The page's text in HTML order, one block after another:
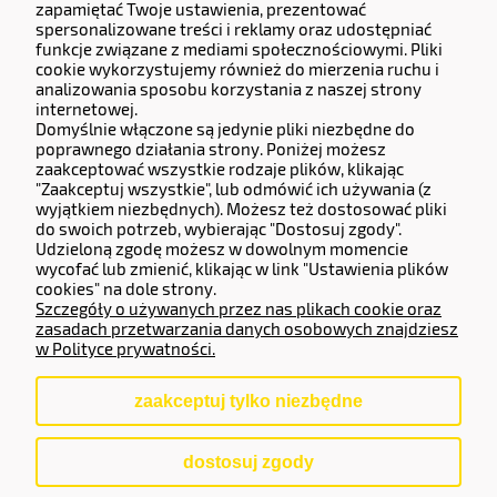
KERMITCLOUDS LTD
13 High Birch Court 79 Park Road,
New Barnet, Barnet, England, EN4 9QG
Company number 14133071.
Adres do zwrotów i reklamacji:
Częstochowska 77, 62-800 Kalisz.
Operator Płatności
zapamiętać Twoje ustawienia, prezentować
spersonalizowane treści i reklamy oraz udostępniać
funkcje związane z mediami społecznościowymi. Pliki
cookie wykorzystujemy również do mierzenia ruchu i
analizowania sposobu korzystania z naszej strony
internetowej.
Domyślnie włączone są jedynie pliki niezbędne do
poprawnego działania strony. Poniżej możesz
zaakceptować wszystkie rodzaje plików, klikając
"Zaakceptuj wszystkie", lub odmówić ich używania (z
wyjątkiem niezbędnych). Możesz też dostosować pliki
do swoich potrzeb, wybierając "Dostosuj zgody".
Udzieloną zgodę możesz w dowolnym momencie
wycofać lub zmienić, klikając w link "Ustawienia plików
cookies" na dole strony.
Szczegóły o używanych przez nas plikach cookie oraz
zasadach przetwarzania danych osobowych znajdziesz
w Polityce prywatności.
zaakceptuj tylko niezbędne
dostosuj zgody